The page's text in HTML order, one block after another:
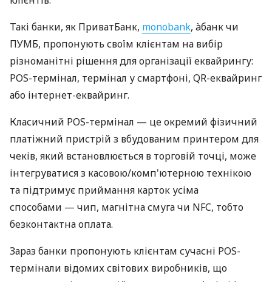
Такі банки, як ПриватБанк, monobank, àбанк чи
ПУМБ, пропонують своїм клієнтам на вибір
різноманітні рішення для організації еквайрингу:
POS-термінал, термінал у смартфоні, QR-еквайринг
або інтернет-еквайринг.
Класичний POS-термінал — це окремий фізичний
платіжний пристрій з вбудованим принтером для
чеків, який встановлюється в торговій точці, може
інтегруватися з касовою/комп'ютерною технікою
та підтримує приймання карток усіма
способами — чип, магнітна смуга чи NFC, тобто
безконтактна оплата.
Зараз банки пропонують клієнтам сучасні POS-
термінали відомих світових виробників, що